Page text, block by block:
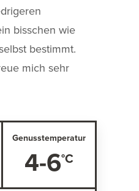
bisschen wie
bestimmt.
mich sehr
Genusstemperatur
4-6